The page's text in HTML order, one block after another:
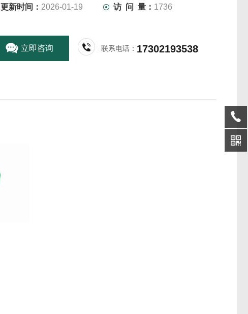
更新时间： 2026-01-19 访 问 量： 1736
立即咨询 联系电话： 17302193538